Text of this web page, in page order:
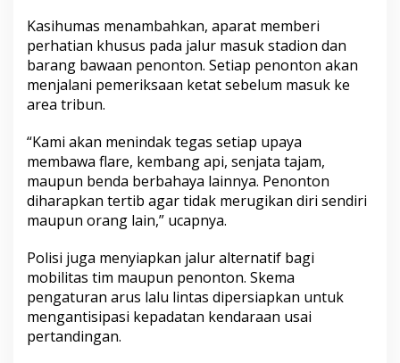
​Kasihumas menambahkan, aparat memberi
perhatian khusus pada jalur masuk stadion dan
barang bawaan penonton. Setiap penonton akan
menjalani pemeriksaan ketat sebelum masuk ke
area tribun.
​“Kami akan menindak tegas setiap upaya
membawa flare, kembang api, senjata tajam,
maupun benda berbahaya lainnya. Penonton
diharapkan tertib agar tidak merugikan diri sendiri
maupun orang lain,” ucapnya.
​Polisi juga menyiapkan jalur alternatif bagi
mobilitas tim maupun penonton. Skema
pengaturan arus lalu lintas dipersiapkan untuk
mengantisipasi kepadatan kendaraan usai
pertandingan.